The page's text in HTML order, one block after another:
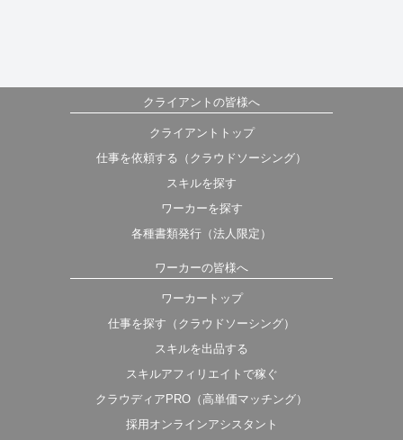
クライアントの皆様へ
クライアントトップ
仕事を依頼する（クラウドソーシング）
スキルを探す
ワーカーを探す
各種書類発行（法人限定）
ワーカーの皆様へ
ワーカートップ
仕事を探す（クラウドソーシング）
スキルを出品する
スキルアフィリエイトで稼ぐ
クラウディアPRO（高単価マッチング）
採用オンラインアシスタント